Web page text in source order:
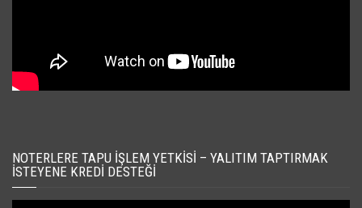
NOTERLERE TAPU İŞLEM YETKISI – YALITIM TAPTIRMAK
İSTEYENE KREDI DESTEĞI